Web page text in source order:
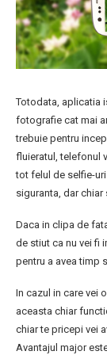
Totodata, aplicatia
fotografie cat mai
trebuie pentru
fluieratul, telefonul
tot felul de selfie-
siguranta, dar chiar
Daca in clipa de
de stiut ca nu vei fi
pentru a avea timp
In cazul in care vei
aceasta chiar
chiar te pricepi vei
Avantajul major